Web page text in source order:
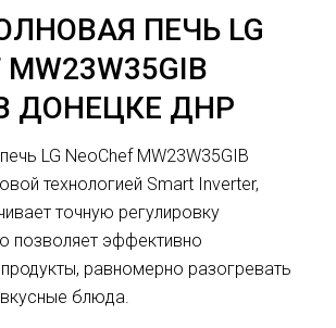
ПЕЧЬ LG
MW23W35GIB
ДОНЕЦКЕ ДНР
LG NeoChef MW23W35GIB
технологией Smart Inverter,
точную регулировку
позволяет эффективно
равномерно разогревать
блюда.